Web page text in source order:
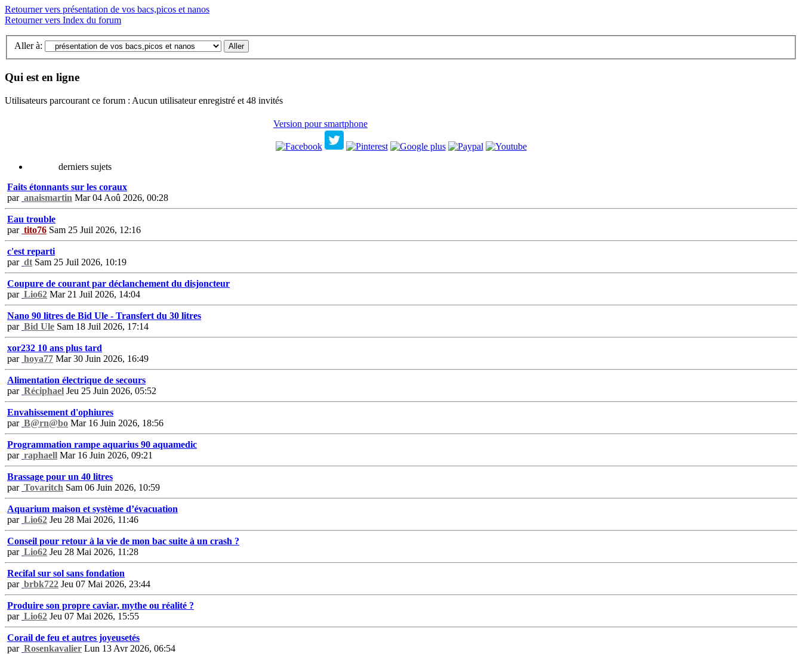
Retourner vers présentation de vos bacs,picos et nanos
Retourner vers Index du forum
Aller à:
Qui est en ligne
Utilisateurs parcourant ce forum : Aucun utilisateur enregistré et 48 invités
Version pour smartphone
derniers sujets
Faits étonnants sur les coraux
par anaismartin Mar 04 Aoû 2026, 00:28
Eau trouble
par tito76 Sam 25 Juil 2026, 12:16
c'est reparti
par dt Sam 25 Juil 2026, 10:19
Coupure de courant par déclanchement du disjoncteur
par Lio62 Mar 21 Juil 2026, 14:04
Nano 90 litres de Bid Ule - Transfert du 30 litres
par Bid Ule Sam 18 Juil 2026, 17:14
xor232 10 ans plus tard
par hoya77 Mar 30 Juin 2026, 16:49
Alimentation électrique de secours
par Réciphael Jeu 25 Juin 2026, 05:52
Envahissement d'ophiures
par B@rn@bo Mar 16 Juin 2026, 18:56
Programmation rampe aquarius 90 aquamedic
par raphaell Mar 16 Juin 2026, 09:21
Brassage pour un 40 litres
par Tovaritch Sam 06 Juin 2026, 10:59
Aquarium maison et système d’évacuation
par Lio62 Jeu 28 Mai 2026, 11:46
Conseil pour retour à la vie de mon bac suite à un crash ?
par Lio62 Jeu 28 Mai 2026, 11:28
Recifal sur sol sans fondation
par brbk722 Jeu 07 Mai 2026, 23:44
Produire son propre caviar, mythe ou réalité ?
par Lio62 Jeu 07 Mai 2026, 15:55
Corail de feu et autres joyeusetés
par Rosenkavalier Lun 13 Avr 2026, 06:54